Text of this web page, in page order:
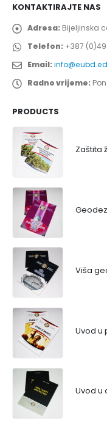
KONTAKTIRAJTE NAS
Adresa: Bijeljinska
Telefon: +387
Email:
Radno vrijeme:
PRODUCTS
Viša
Uvod u
Uvod u